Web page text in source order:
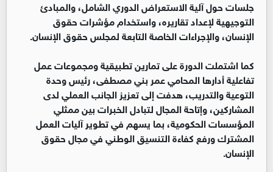
جلسات حول آلية الاستعراض الدوري الشامل، والمبادئ
التوجيهية لإعداد تقاريره، واستخدام مؤشرات حقوق
الإنسان، والإجراءات الخاصة التابعة لمجلس حقوق الإنسان.
كما اشتملت الدورة على تمارين تطبيقية ومجموعات عمل
تفاعلية أدارها المحامي عمر بني مصطفى، رئيس وحدة
التوعية والتدريب، هدفت إلى تعزيز الجانب العملي لدى
المشاركين، وإتاحة المجال لتبادل الخبرات بين ممثلي
المؤسسات الحكومية، بما يسهم في تطوير آليات العمل
المشترك ورفع كفاءة التنسيق الوطني في مجال حقوق
الإنسان.